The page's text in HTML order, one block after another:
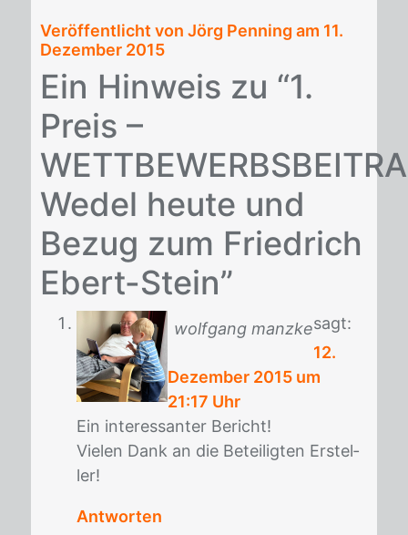
Veröffentlicht von Jörg Penning am 11.
Dezember 2015
Ein Hinweis zu “1.
Preis –
Wedel heute und
Bezug zum Friedrich
Ebert-Stein”
wolfgang manzkesagt:
12.
Dezember 2015 um
21:17 Uhr
Ein in­ter­es­san­ter Be­richt!
Vie­len Dank an die Be­tei­lig­ten Er­stel­
ler!
Antworten